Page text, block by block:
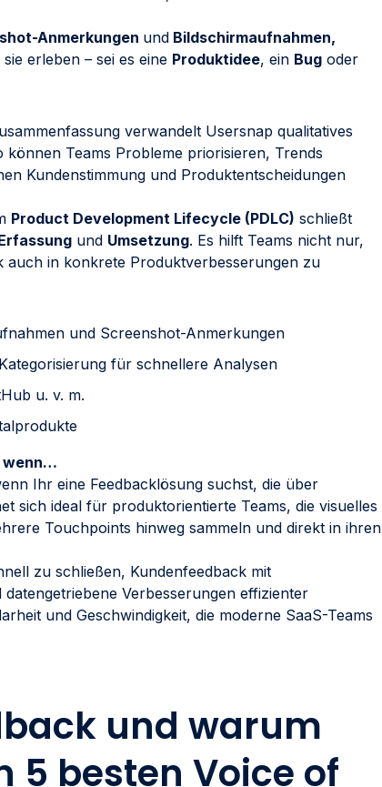
Anmerkungen und Bildschirmaufnahmen,
erleben – sei es eine Produktidee, ein Bug oder
verwandelt Usersnap qualitatives
Teams Probleme priorisieren, Trends
Kundenstimmung und Produktentscheidungen
Product Development Lifecycle (PDLC) schließt
und Umsetzung. Es hilft Teams nicht nur,
in konkrete Produktverbesserungen zu
und Screenshot-Anmerkungen
für schnellere Analysen
u. v. m.
wenn…
Ihr eine Feedbacklösung suchst, die über
sich ideal für produktorientierte Teams, die visuelles
Touchpoints hinweg sammeln und direkt in ihren
zu schließen, Kundenfeedback mit
Verbesserungen effizienter
und Geschwindigkeit, die moderne SaaS-Teams
und warum
5 besten Voice of